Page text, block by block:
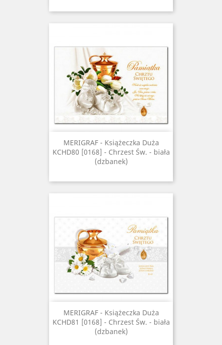
MERIGRAF - Książeczka Duża
KCHD80 [0168] - Chrzest Św. - biała
(dzbanek)
MERIGRAF - Książeczka Duża
KCHD81 [0168] - Chrzest Św. - biała
(dzbanek)